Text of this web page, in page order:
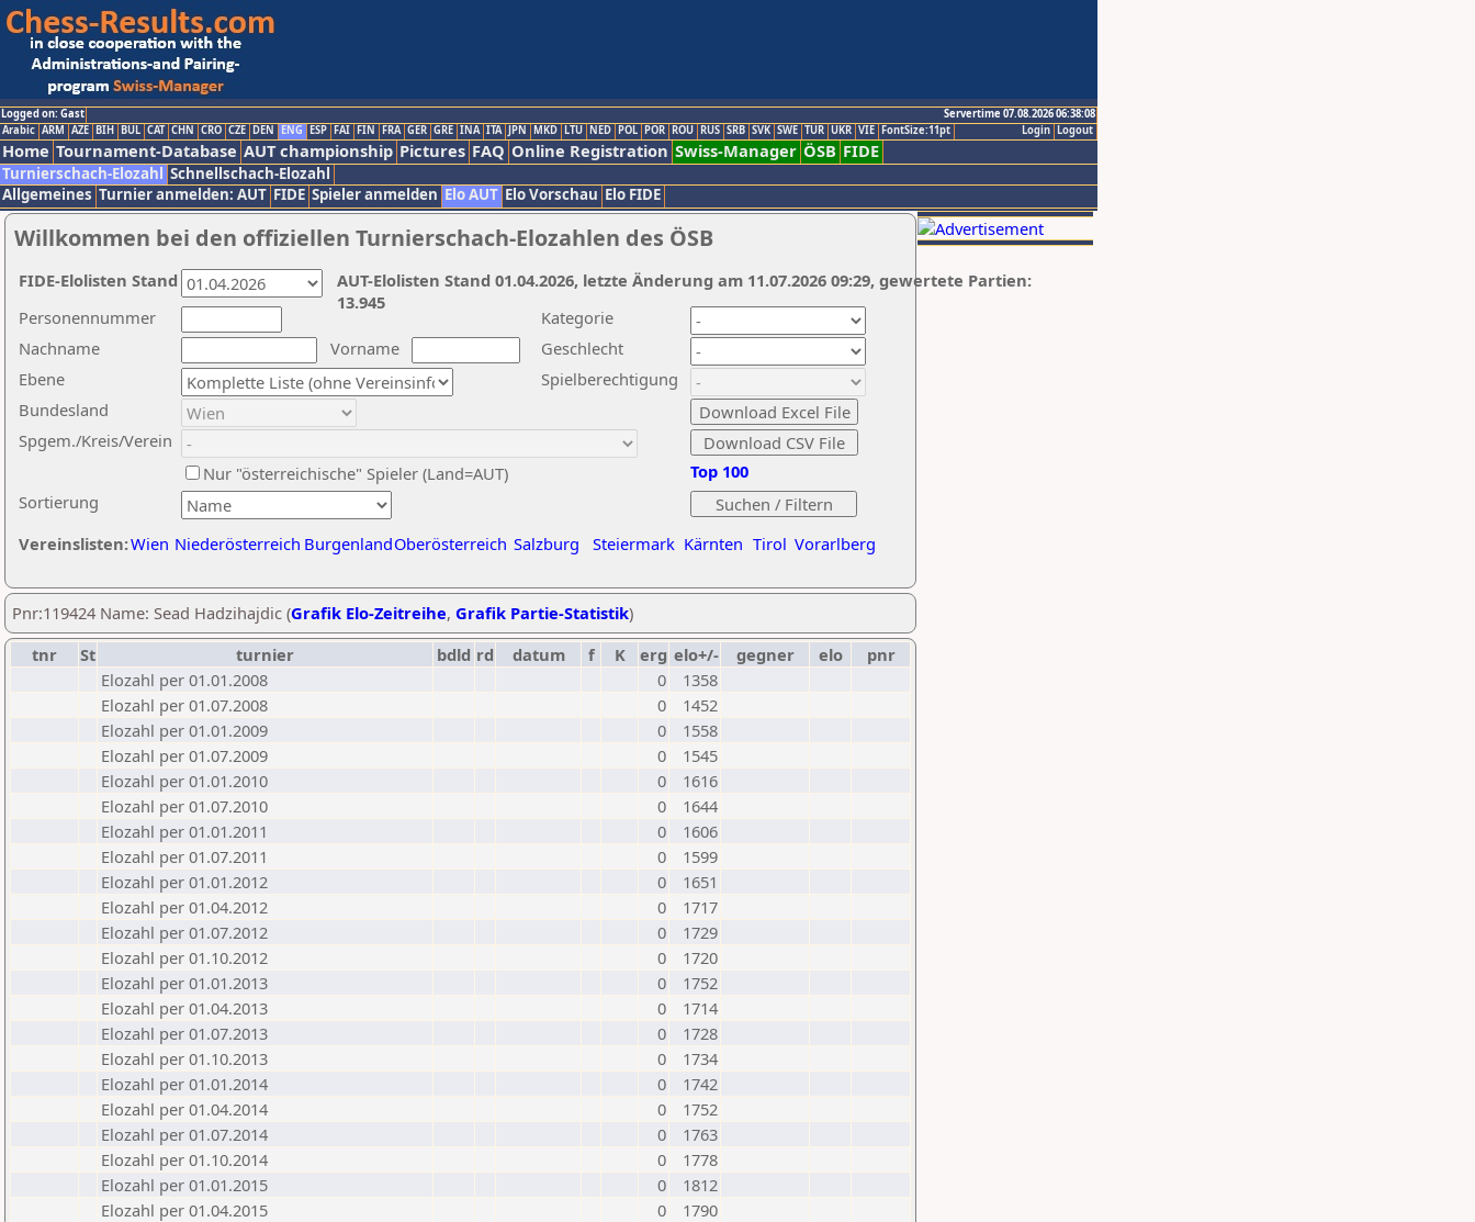
Logged on: Gast
Servertime 07.08.2026 06:38:08
Logout
Login
Arabic ARM AZE BIH BUL CAT CHN CRO CZE DEN ENG ESP FAI FIN FRA GER GRE INA ITA JPN MKD LTU NED POL POR ROU RUS SRB SVK SWE TUR UKR VIE FontSize:11pt
Home Tournament-Database AUT championship Pictures FAQ Online Registration Swiss-Manager ÖSB FIDE
Turnierschach-Elozahl Schnellschach-Elozahl
Allgemeines Turnier anmelden: AUT FIDE Spieler anmelden Elo AUT Elo Vorschau Elo FIDE
Willkommen bei den offiziellen Turnierschach-Elozahlen des ÖSB
Nachname
Vorname
Ebene
Kategorie
Sortierung
Personennummer
Bundesland
Spgem./Kreis/Verein
Geschlecht
Nur "österreichische" Spieler (Land=AUT)
Spielberechtigung
Vereinslisten:Wien Niederösterreich BurgenlandOberösterreich Salzburg Steiermark Kärnten Tirol Vorarlberg
Top 100
AUT-Elolisten Stand 01.04.2026, letzte Änderung am 11.07.2026 09:29, gewertete Partien:
13.945
FIDE-Elolisten Stand
Pnr:119424 Name: Sead Hadzihajdic (Grafik Elo-Zeitreihe, Grafik Partie-Statistik)
tnr
St turnier bdld rd datum f K erg elo+/- gegner elo
pnr
Elozahl per 01.01.2008
0
1358
Elozahl per 01.07.2008
0
1452
Elozahl per 01.01.2009
0
1558
Elozahl per 01.07.2009
0
1545
Elozahl per 01.01.2010
0
1616
Elozahl per 01.07.2010
0
1644
Elozahl per 01.01.2011
0
1606
Elozahl per 01.07.2011
0
1599
Elozahl per 01.01.2012
0
1651
Elozahl per 01.04.2012
0
1717
Elozahl per 01.07.2012
0
1729
Elozahl per 01.10.2012
0
1720
Elozahl per 01.01.2013
0
1752
Elozahl per 01.04.2013
0
1714
Elozahl per 01.07.2013
0
1728
Elozahl per 01.10.2013
0
1734
Elozahl per 01.01.2014
0
1742
Elozahl per 01.04.2014
0
1752
Elozahl per 01.07.2014
0
1763
Elozahl per 01.10.2014
0
1778
Elozahl per 01.01.2015
0
1812
Elozahl per 01.04.2015
0
1790